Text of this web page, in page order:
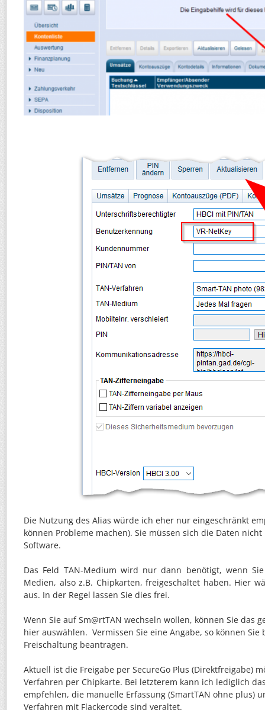
Die Nutzung des Alias würde ich eher nur eingeschränkt
können Probleme machen). Sie müssen sich die Daten
Software.
Das Feld TAN-Medium wird nur dann benötigt, wenn
Medien, also z.B. Chipkarten, freigeschaltet haben. Hier
aus. In der Regel lassen Sie dies frei.
Wenn Sie auf Sm@rtTAN wechseln wollen, können Sie das
hier auswählen. Vermissen Sie eine Angabe, so können Sie
Freischaltung beantragen.
Aktuell ist die Freigabe per SecureGo Plus (Direktfreigabe)
Verfahren per Chipkarte. Bei letzterem kann ich lediglich
empfehlen, die manuelle Erfassung (SmartTAN ohne plus)
Verfahren mit Flackercode sind veraltet.